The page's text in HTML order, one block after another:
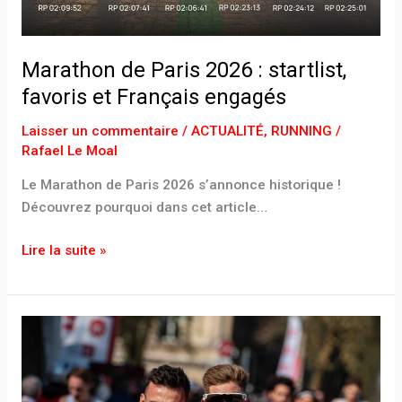
Marathon de Paris 2026 : startlist,
favoris et Français engagés
Laisser un commentaire / ACTUALITÉ, RUNNING /
Rafael Le Moal
Le Marathon de Paris 2026 s’annonce historique !
Découvrez pourquoi dans cet article…
Lire la suite »
Lille